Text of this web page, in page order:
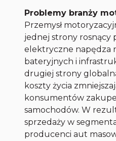
Problemy branży
Przemysł
jednej strony rosnący
elektryczne napędza
bateryjnych i
drugiej strony
koszty życia
konsumentów
samochodów. W
sprzedaży w
producenci aut